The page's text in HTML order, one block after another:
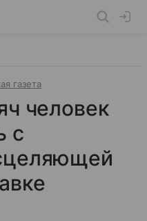
газета
человек
с